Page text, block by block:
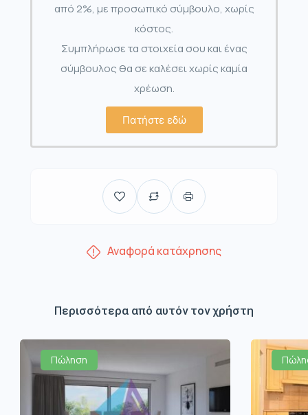
από 2%, με προσωπικό σύμβουλο, χωρίς
κόστος.
Συμπλήρωσε τα στοιχεία σου και ένας
σύμβουλος θα σε καλέσει χωρίς καμία
χρέωση.
Πατήστε εδώ
Αναφορά κατάχρησης
Περισσότερα από αυτόν τον χρήστη
Πώληση